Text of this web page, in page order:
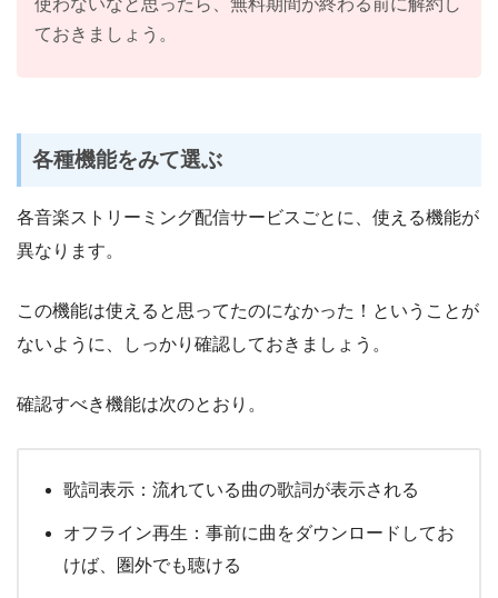
ておきましょう。
各種機能をみて選ぶ
各音楽ストリーミング配信サービスごとに、使える機能が
異なります。
この機能は使えると思ってたのになかった！ということが
ないように、しっかり確認しておきましょう。
確認すべき機能は次のとおり。
歌詞表示：流れている曲の歌詞が表示される
オフライン再生：事前に曲をダウンロードしてお
けば、圏外でも聴ける